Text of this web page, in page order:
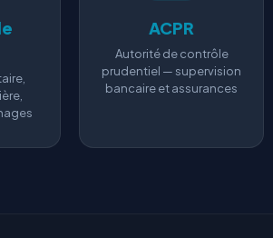
ACPR
Autorité de contrôle
prudentiel — supervision
bancaire et assurances